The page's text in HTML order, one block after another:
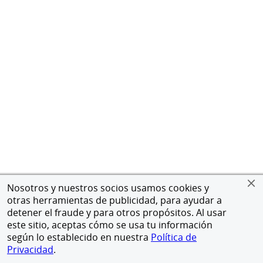
Nosotros y nuestros socios usamos cookies y
otras herramientas de publicidad, para ayudar a
detener el fraude y para otros propósitos. Al usar
este sitio, aceptas cómo se usa tu información
según lo establecido en nuestra Política de
Privacidad.